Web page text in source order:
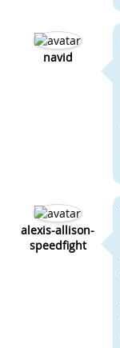
navid
alexis-allison-
speedfight